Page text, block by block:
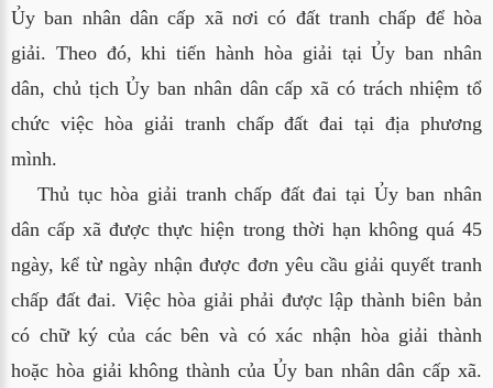
Ủy ban nhân dân cấp xã nơi có đất tranh chấp để hòa
giải. Theo đó, khi tiến hành hòa giải tại Ủy ban nhân
dân, chủ tịch Ủy ban nhân dân cấp xã có trách nhiệm tổ
chức việc hòa giải tranh chấp đất đai tại địa phương
mình.
Thủ tục hòa giải tranh chấp đất đai tại Ủy ban nhân
dân cấp xã được thực hiện trong thời hạn không quá 45
ngày, kể từ ngày nhận được đơn yêu cầu giải quyết tranh
chấp đất đai. Việc hòa giải phải được lập thành biên bản
có chữ ký của các bên và có xác nhận hòa giải thành
hoặc hòa giải không thành của Ủy ban nhân dân cấp xã.